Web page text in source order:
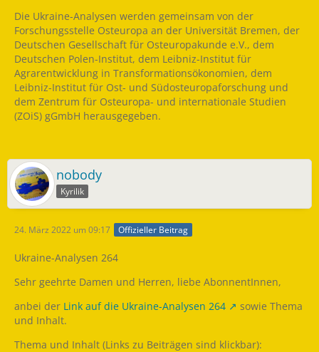
Die Ukraine-Analysen werden gemeinsam von der
Forschungsstelle Osteuropa an der Universität Bremen, der
Deutschen Gesellschaft für Osteuropakunde e.V., dem
Deutschen Polen-Institut, dem Leibniz-Institut für
Agrarentwicklung in Transformationsökonomien, dem
Leibniz-Institut für Ost- und Südosteuropaforschung und
dem Zentrum für Osteuropa- und internationale Studien
(ZOiS) gGmbH herausgegeben.
nobody
Kyrilik
24. März 2022 um 09:17 Offizieller Beitrag
Ukraine-Analysen 264
Sehr geehrte Damen und Herren, liebe AbonnentInnen,
anbei der Link auf die Ukraine-Analysen 264
sowie Thema
und Inhalt.
Thema und Inhalt (Links zu Beiträgen sind klickbar):